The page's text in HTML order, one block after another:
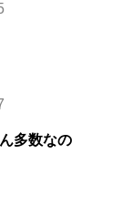
多数なの